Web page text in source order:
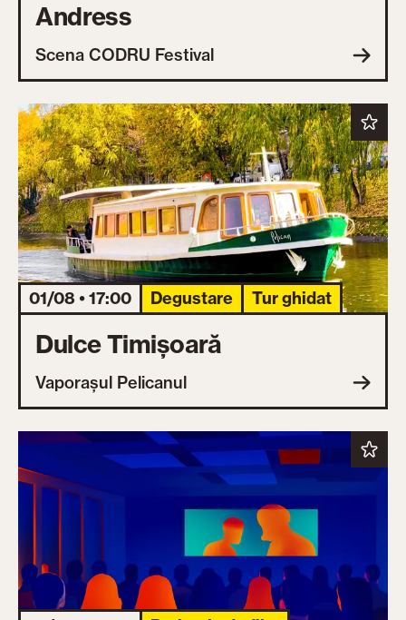
Andress
Scena CODRU Festival
01/08 • 17:00 Degustare Tur ghidat
Dulce Timișoară
Vaporașul Pelicanul